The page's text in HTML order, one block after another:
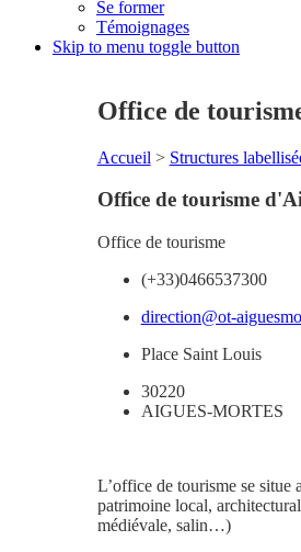
Se former
Témoignages
Skip to menu toggle button
Office de
Accueil > Structures
Office de tourisme
Office de tourisme
(+33)0466537300
direction@ot-
Place Saint Louis
30220
AIGUES-MORTES
L’office de tourisme se situe
patrimoine local,
médiévale, salin…)